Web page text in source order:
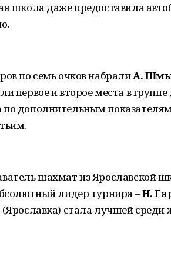
школа даже предоставила
по семь очков набралиА.
первое и второе места в
по дополнительным
шахмат из Ярославской
лидер турнира –Н.
(Ярославка) стала лучшей среди